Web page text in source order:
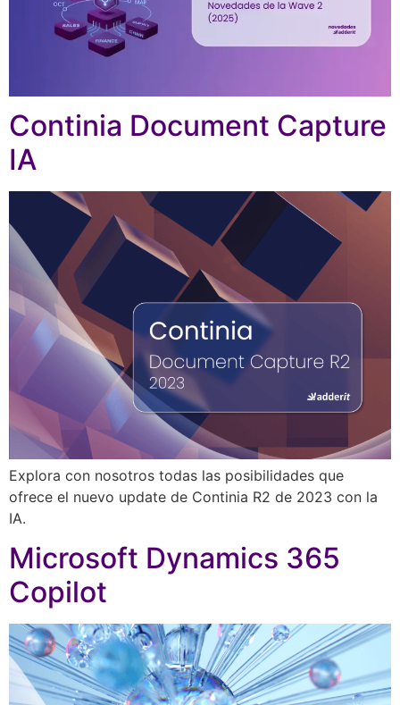
Continia Document Capture
IA
Explora con nosotros todas las posibilidades que
ofrece el nuevo update de Continia R2 de 2023 con la
IA.
Microsoft Dynamics 365
Copilot